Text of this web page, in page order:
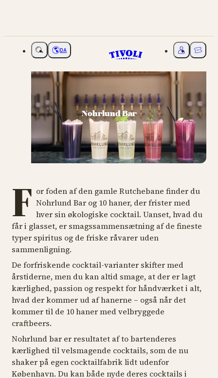
Vælg sprog
DA Mit Tivoli
Nohrlund Bar
F or foden af den gamle Rutchebane finder du
Nohrlund Bar og 10 haner, der frister med
hver sin økologiske cocktail. Uanset, hvad du
får i glasset, er smagssammensætning af de fineste
typer spiritus og de friske råvarer uden
sammenligning.
De forfriskende cocktail-varianter skifter med
årstiderne, men du kan altid smage, at der er lagt
kærlighed, passion og respekt for håndværket i alt,
hvad der kommer ud af hanerne – også når det
kommer til de 10 haner med velbryggede
craftbeers.
Nohrlund bar er resultatet af to bartenderes
kærlighed til velsmagende cocktails, som de nu
shaker på egen cocktailfabrik lidt udenfor
København. Du kan både nyde deres cocktails i